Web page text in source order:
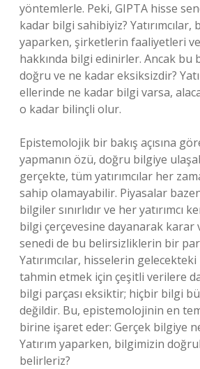
yöntemlerle. Peki, GIPTA hisse
kadar bilgi sahibiyiz? Yatırımcılar,
yaparken, şirketlerin faaliyetleri
hakkında bilgi edinirler. Ancak bu
doğru ve ne kadar eksiksizdir?
ellerinde ne kadar bilgi varsa,
o kadar bilinçli olur.
Epistemolojik bir bakış açısına
yapmanın özü, doğru bilgiye
gerçekte, tüm yatırımcılar her
sahip olamayabilir. Piyasalar
bilgiler sınırlıdır ve her yatırımcı
bilgi çerçevesine dayanarak karar
senedi de bu belirsizliklerin bir
Yatırımcılar, hisselerin
tahmin etmek için çeşitli verilere
bilgi parçası eksiktir; hiçbir bilgi
değildir. Bu, epistemolojinin en
birine işaret eder: Gerçek bilgiye
Yatırım yaparken, bilgimizin
belirleriz?